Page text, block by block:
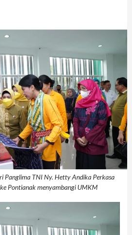
Panglima TNI Ny. Hetty Andika Perkasa
Pontianak menyambangi UMKM